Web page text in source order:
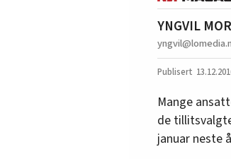
YNGVIL
Mange
de
januar neste